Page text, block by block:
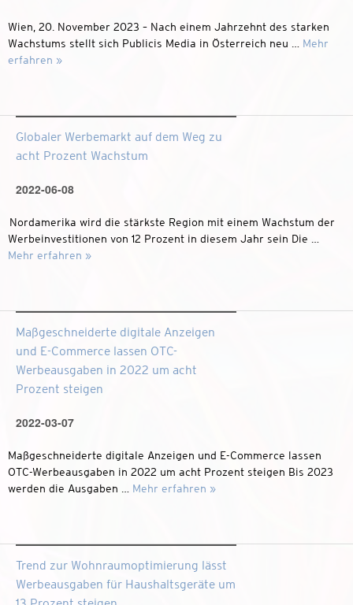
Wien, 20. November 2023 – Nach einem Jahrzehnt des starken
Wachstums stellt sich Publicis Media in Österreich neu … Mehr
erfahren »
Globaler Werbemarkt auf dem Weg zu
acht Prozent Wachstum
2022-06-08
Nordamerika wird die stärkste Region mit einem Wachstum der
Werbeinvestitionen von 12 Prozent in diesem Jahr sein Die …
Mehr erfahren »
Maßgeschneiderte digitale Anzeigen
und E-Commerce lassen OTC-
Werbeausgaben in 2022 um acht
Prozent steigen
2022-03-07
Maßgeschneiderte digitale Anzeigen und E-Commerce lassen
OTC-Werbeausgaben in 2022 um acht Prozent steigen Bis 2023
werden die Ausgaben … Mehr erfahren »
Trend zur Wohnraumoptimierung lässt
Werbeausgaben für Haushaltsgeräte um